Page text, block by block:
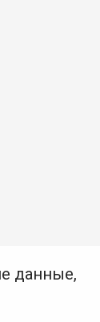
данные,